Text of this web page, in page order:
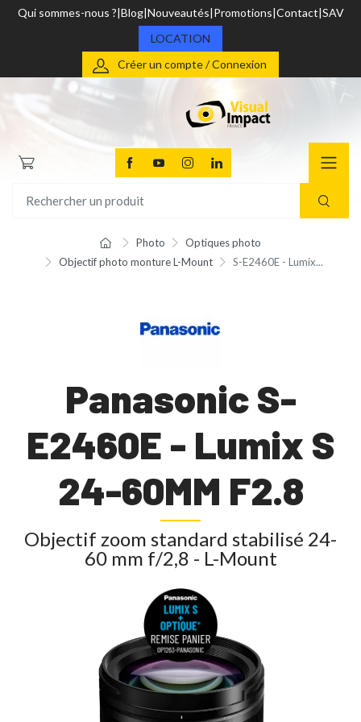
Qui sommes-nous ? Blog Nouveautés Promotions Contact SAV
LOCATION
Créer un compte / Connexion
Photo
Optiques photo
Objectif photo monture L-Mount
S-E2460E - Lumix...
Panasonic S-
E2460E - Lumix S
24-60MM F2.8
Objectif zoom standard stabilisé 24-
60 mm f/2,8 - L-Mount